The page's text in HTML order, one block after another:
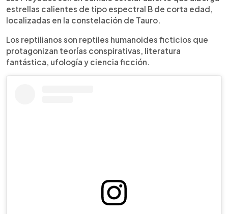
estrellas calientes de tipo espectral B de corta edad,
localizadas en la constelación de Tauro.
Los reptilianos son reptiles humanoides ficticios que
protagonizan teorías conspirativas, literatura
fantástica, ufología y ciencia ficción.